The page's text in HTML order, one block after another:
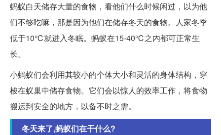
蚂蚁白天储存大量的食物，看他们什么时候闲过，以为他
们不够吃嘛，那是因为他们在储存冬天的食物。人家冬季
低于10℃就进入冬眠。蚂蚁在15-40℃之内都可正常生
长。
小蚂蚁们会利用其较小的个体大小和灵活的身体结构，穿
梭在蚁巢中储存食物。它们会以惊人的效率工作，将食物
搬运到安全的地方，以备不时之需。
冬天来了,蚂蚁们在干什么?